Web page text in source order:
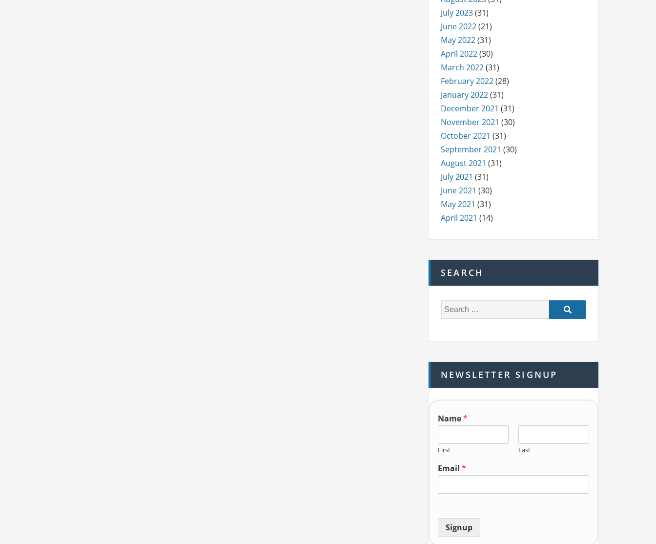
July 2023(31)
June 2022(21)
May 2022(31)
April 2022(30)
March 2022(31)
February 2022(28)
January 2022(31)
December 2021 (31)
November 2021 (30)
October 2021 (31)
September 2021 (30)
August 2021 (31)
July 2021 (31)
June 2021 (30)
May 2021 (31)
April 2021 (14)
SEARCH
e
h
f
o
NEWSLETTER SIGNUP
Name*
First Last
Email *
Signup